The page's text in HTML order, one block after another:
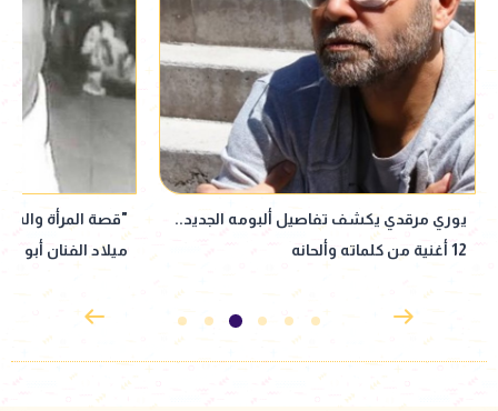
"قصة المرأة والساطور في حياته".. ذكرى
ميلاد الفنان أبو بكر عزت
الفنان رامي وحيد
كليرمونت أصعب